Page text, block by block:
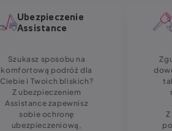
Ubezpieczenie
Assistance
Szukasz sposobu na
komfortową podróż dla
Ciebie i Twoich bliskich?
Z ubezpieczeniem
Assistance zapewnisz
sobie ochronę
ubezpieczeniową,